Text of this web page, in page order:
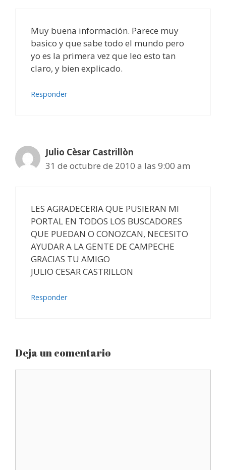
Muy buena información. Parece muy
basico y que sabe todo el mundo pero
yo es la primera vez que leo esto tan
claro, y bien explicado.
Responder
Julio Cèsar Castrillòn
31 de octubre de 2010 a las 9:00 am
LES AGRADECERIA QUE PUSIERAN MI
PORTAL EN TODOS LOS BUSCADORES
QUE PUEDAN O CONOZCAN, NECESITO
AYUDAR A LA GENTE DE CAMPECHE
GRACIAS TU AMIGO
JULIO CESAR CASTRILLON
Responder
Deja un comentario